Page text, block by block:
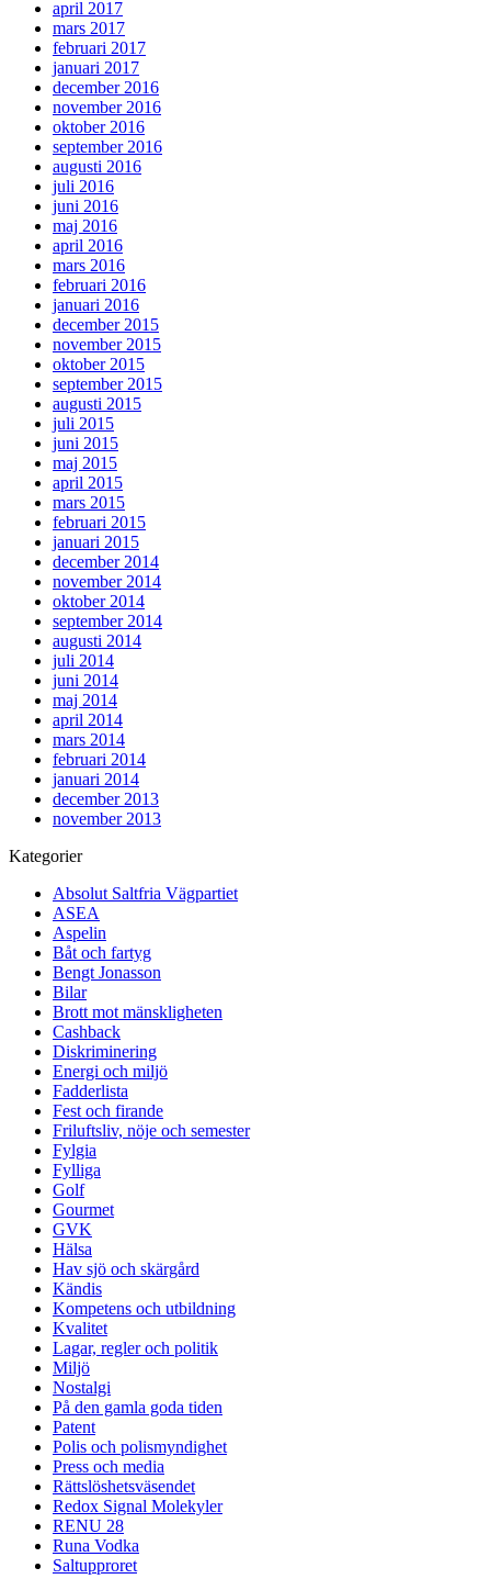
april 2017
mars 2017
februari 2017
januari 2017
december 2016
november 2016
oktober 2016
september 2016
augusti 2016
juli 2016
juni 2016
maj 2016
april 2016
mars 2016
februari 2016
januari 2016
december 2015
november 2015
oktober 2015
september 2015
augusti 2015
juli 2015
juni 2015
maj 2015
april 2015
mars 2015
februari 2015
januari 2015
december 2014
november 2014
oktober 2014
september 2014
augusti 2014
juli 2014
juni 2014
maj 2014
april 2014
mars 2014
februari 2014
januari 2014
december 2013
november 2013
Kategorier
Absolut Saltfria Vägpartiet
ASEA
Aspelin
Båt och fartyg
Bengt Jonasson
Bilar
Brott mot mänskligheten
Cashback
Diskriminering
Energi och miljö
Fadderlista
Fest och firande
Friluftsliv, nöje och semester
Fylgia
Fylliga
Golf
Gourmet
GVK
Hälsa
Hav sjö och skärgård
Kändis
Kompetens och utbildning
Kvalitet
Lagar, regler och politik
Miljö
Nostalgi
På den gamla goda tiden
Patent
Polis och polismyndighet
Press och media
Rättslöshetsväsendet
Redox Signal Molekyler
RENU 28
Runa Vodka
Saltupproret